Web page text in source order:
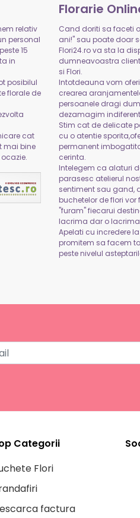
relativ
personal
15
in
posibilul
florale de
cat
mai bine
Florarie
Cand doriti sa faceti
ani!" sau poate doar
Flori24.ro va sta la
dumneavoastra
si Flori.
Intotdeauna vom
crearea
persoanele dragi
dezamagim
Stim cat de delicate
cu o atentie
permanent
cerinta.
Intelegem ca alaturi
parasesc atelierul
sentiment sau gand,
buchetelor de flori
"furam" fiecarui
lacrima dar o lacrima
Apelati cu incredere
promitem sa facem
peste nivelul
Categorii
Flori
factura